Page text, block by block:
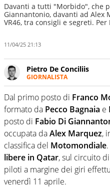
Davanti a tutti "Morbido", che
Giannantonio, davanti ad Alex
VR46, tra consigli e segreti.
11/04/25 21:13
Pietro De Conciliis
GIORNALISTA
Giornalista pubblicista
Sport si occupa di
competente sui
Dal primo posto di Franco
formato da Pecco Bagnaia e
posto di Fabio Di
occupata daAlex Marquez,
classifica del Motomondiale
libere in Qatar, sul circuito di
piloti a margine dei giri
venerdì 11 aprile.